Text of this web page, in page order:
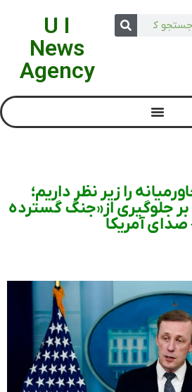
U I
News
Agency
را زیر نظر داریم؛
جلوگیری از«جنگ گسترده
آمریکا